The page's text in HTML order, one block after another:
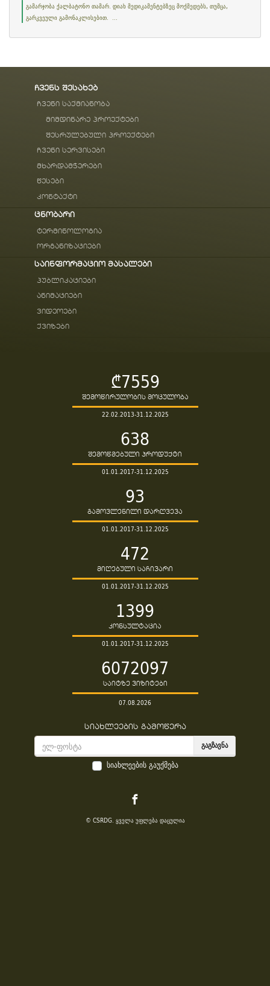
გამარჯობა ქალბატონო თამარ. დიახ მედიკამენტებზეც მოქმედებს, თუმცა,
გარკვეული გამონაკლისებით. ...
ჩვენს შესახებ
ჩვენი საქმიანობა
მიმდინარე პროექტები
შესრულებული პროექტები
ჩვენი სერვისები
მხარდამჭერები
წესები
კონტაქტი
ცნობარი
ტერმინოლოგია
ორგანიზაციები
საინფორმაციო მასალები
პუბლიკაციები
ანიმაციები
ვიდეოები
ქვიზები
₾7559
შემოწირულობის მოცულობა
22.02.2013-31.12.2025
638
შემოწმებული პროდუქტი
01.01.2017-31.12.2025
93
გამოვლენილი დარღვევა
01.01.2017-31.12.2025
472
მიღებული საჩივარი
01.01.2017-31.12.2025
1399
კონსულტაცია
01.01.2017-31.12.2025
6072097
საიტზე ვიზიტები
07.08.2026
სიახლეების გამოწერა
ᲒᲐᲒᲖᲐᲕᲜᲐ
სიახლეების გაუქმება
© CSRDG. ყველა უფლება დაცულია